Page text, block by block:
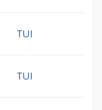
TUI
TUI